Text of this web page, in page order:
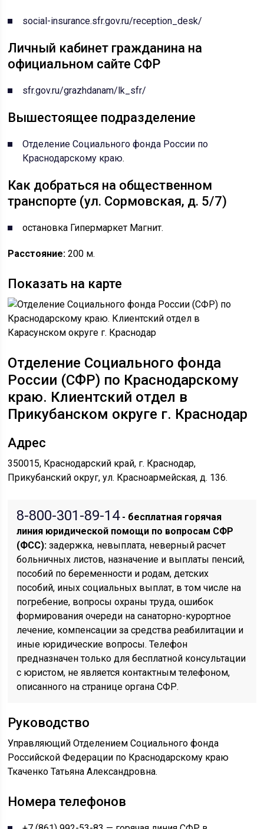
social-insurance.sfr.gov.ru/reception_desk/
Личный кабинет гражданина на
официальном сайте СФР
sfr.gov.ru/grazhdanam/lk_sfr/
Вышестоящее подразделение
Отделение Социального фонда России по
Краснодарскому краю.
Как добраться на общественном
транспорте (ул. Сормовская, д. 5/7)
остановка Гипермаркет Магнит.
Расстояние: 200 м.
Показать на карте
Отделение Социального фонда
России (СФР) по Краснодарскому
краю. Клиентский отдел в
Прикубанском округе г. Краснодар
Адрес
350015, Краснодарский край, г. Краснодар,
Прикубанский округ, ул. Красноармейская, д. 136.
8-800-301-89-14- бесплатная горячая
линия юридической помощи по вопросам CФР
(ФСС): задержка, невыплата, неверный расчет
больничных листов, назначение и выплаты пенсий,
пособий по беременности и родам, детских
пособий, иных социальных выплат, в том числе на
погребение, вопросы охраны труда, ошибок
формирования очереди на санаторно-курортное
лечение, компенсации за средства реабилитации и
иные юридические вопросы. Телефон
предназначен только для бесплатной консультации
с юристом, не является контактным телефоном,
описанного на странице органа СФР.
Руководство
Управляющий Отделением Социального фонда
Российской Федерации по Краснодарскому краю
Ткаченко Татьяна Александровна.
Номера телефонов